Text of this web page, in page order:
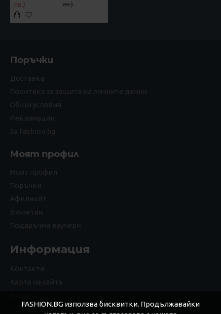
лв.)
лв.)
Поръчки
Доставка
Политика за защита на личните данни
Общи условия
Рекламации
За Fashion.bg
Моят профил
Моят профил
Поръчки
Афилиейт
Бюлетин
Подаръчни ваучери
Информация
Контакти
Карта на сайта
FASHION.BG използва бисквитки. Продължавайки